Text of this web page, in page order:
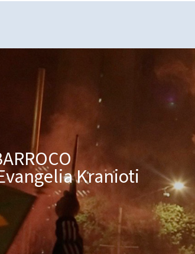
Kranioti